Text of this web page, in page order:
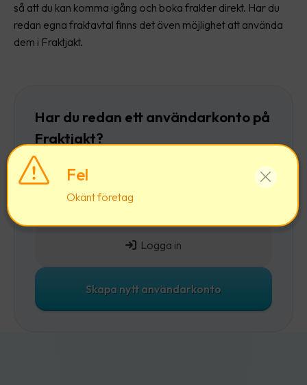
Fel
Okänt företag
så att du kan komma igång och boka frakter direkt. Har du
redan egna fraktavtal finns det även möjlighet att använda
dem i Fraktjakt.
Har du redan ett användarkonto på
Fraktjakt?
Då rekommenderar vi att du först
och
sedan lägger till ett företag till ditt befintliga
användarkonto.
Logga in
Skapa nytt användarkonto